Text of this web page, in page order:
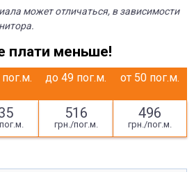
может отличаться, в зависимости
плати меньше!
пог.м. до 49 пог.м.
516
грн./пог.м.
от 50 пог.м.
496
грн./пог.м.